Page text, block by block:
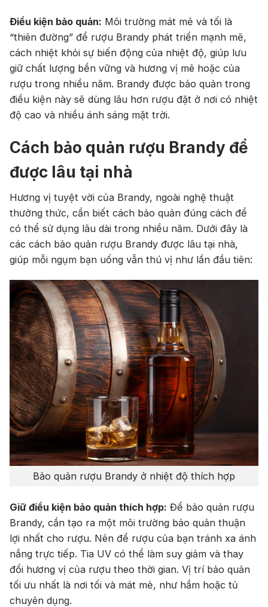
Điều kiện bảo quản: Môi trường mát mẻ và tối là
“thiên đường” để rượu Brandy phát triển mạnh mẽ,
cách nhiệt khỏi sự biến động của nhiệt độ, giúp lưu
giữ chất lượng bền vững và hương vị mê hoặc của
rượu trong nhiều năm. Brandy được bảo quản trong
điều kiện này sẽ dùng lâu hơn rượu đặt ở nơi có nhiệt
độ cao và nhiều ánh sáng mặt trời.
Cách bảo quản rượu Brandy để
được lâu tại nhà
Hương vị tuyệt vời của Brandy, ngoài nghệ thuật
thưởng thức, cần biết cách bảo quản đúng cách để
có thể sử dụng lâu dài trong nhiều năm. Dưới đây là
các cách bảo quản rượu Brandy được lâu tại nhà,
giúp mỗi ngụm bạn uống vẫn thú vị như lần đầu tiên:
Bảo quản rượu Brandy ở nhiệt độ thích hợp
Giữ điều kiện bảo quản thích hợp: Để bảo quản rượu
Brandy, cần tạo ra một môi trường bảo quản thuận
lợi nhất cho rượu. Nên để rượu của bạn tránh xa ánh
nắng trực tiếp. Tia UV có thể làm suy giảm và thay
đổi hương vị của rượu theo thời gian. Vị trí bảo quản
tối ưu nhất là nơi tối và mát mẻ, như hầm hoặc tủ
chuyên dụng.